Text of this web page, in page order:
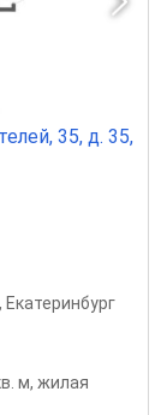
35, д. 35,
, Екатеринбург
м, жилая